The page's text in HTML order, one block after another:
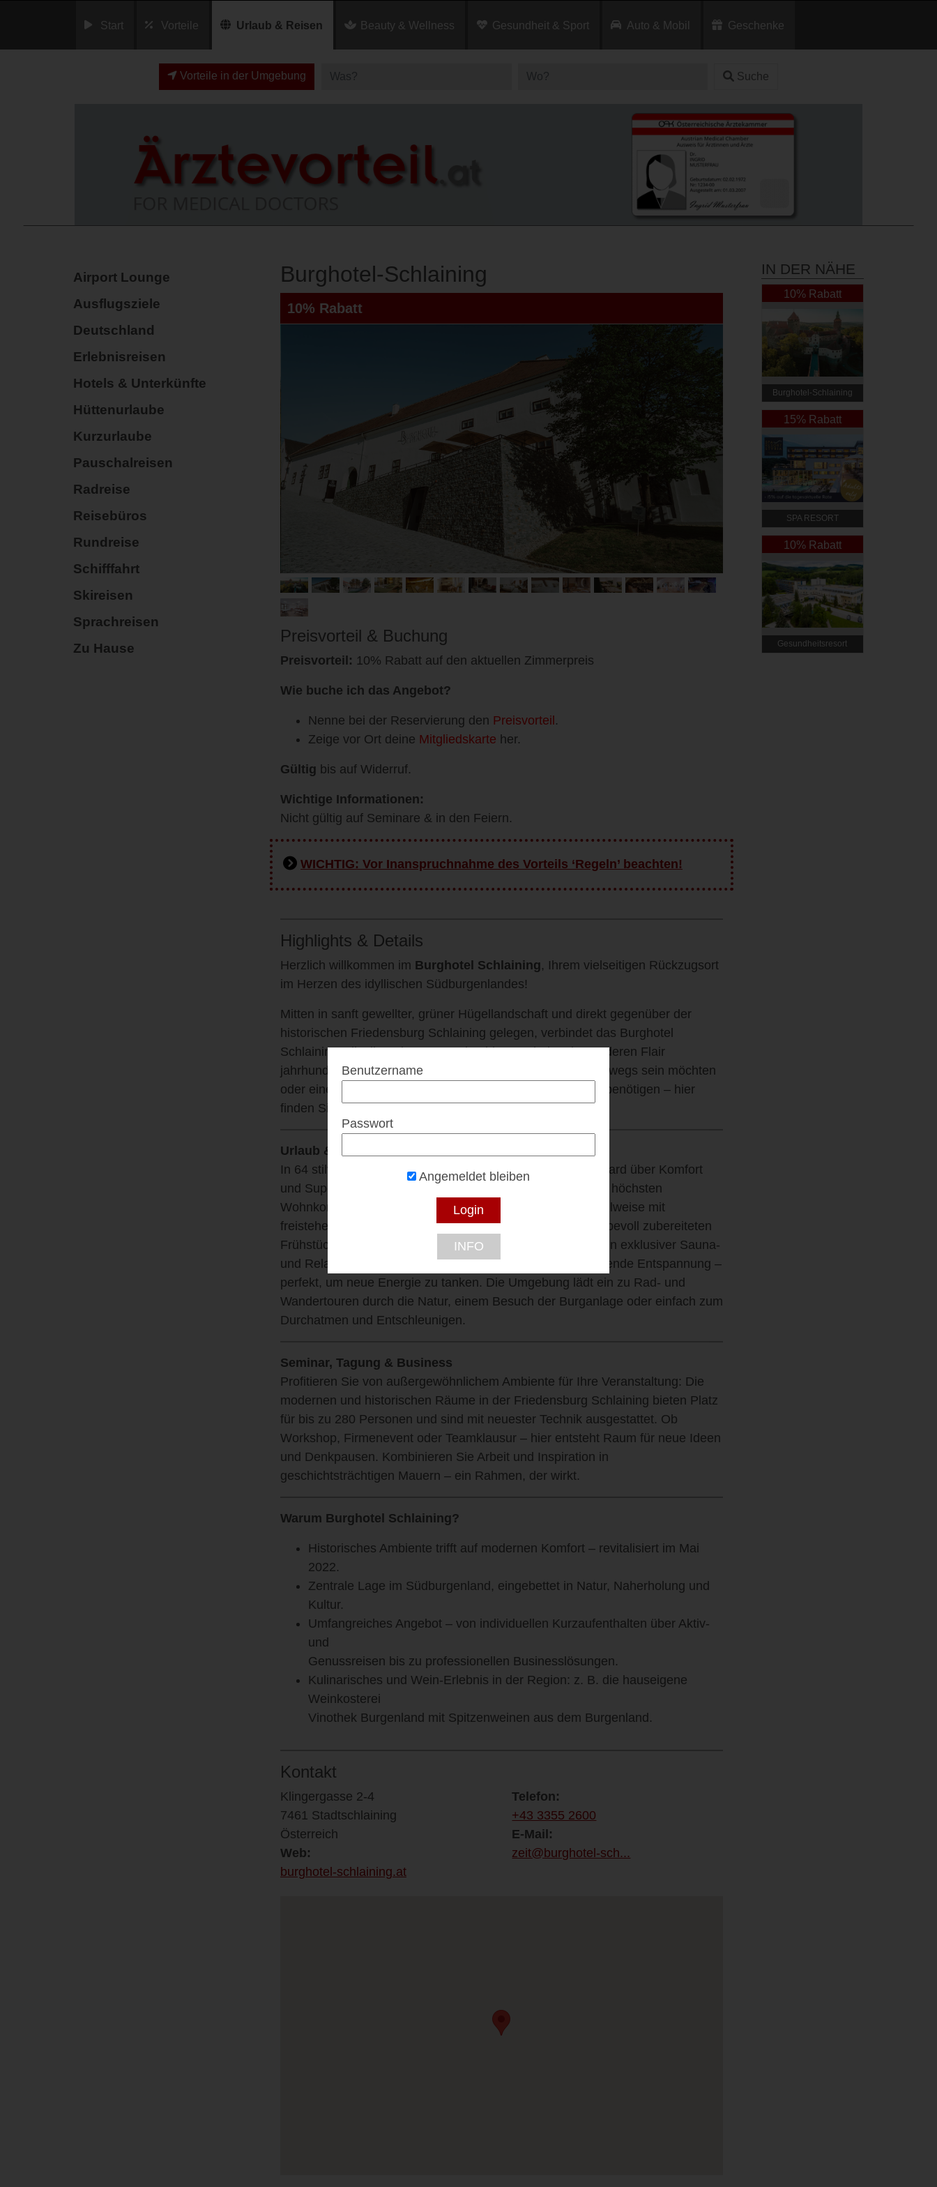
Start Vorteile Urlaub & Reisen Beauty & Wellness Gesundheit & Sport Auto & Mobil Geschenke
Vorteile in der Umgebung Suche
Airport Lounge
Ausflugsziele
Deutschland
Erlebnisreisen
Hotels & Unterkünfte
Hüttenurlaube
Kurzurlaube
Pauschalreisen
Radreise
Reisebüros
Rundreise
Schifffahrt
Skireisen
Sprachreisen
Zu Hause
Burghotel-Schlaining
10% Rabatt
Preisvorteil & Buchung
Preisvorteil: 10% Rabatt auf den aktuellen Zimmerpreis
Wie buche ich das Angebot?
Nenne bei der Reservierung den Preisvorteil .
Zeige vor Ort deine Mitgliedskarte her.
Gültig bis auf Widerruf.
Wichtige Informationen:
Nicht gültig auf Seminare & in den Feiern.
WICHTIG: Vor Inanspruchnahme des Vorteils ‘Regeln’ beachten!
Highlights & Details
Herzlich willkommen im Burghotel Schlaining, Ihrem vielseitigen Rückzugsort
im Herzen des idyllischen Südburgenlandes!
Mitten in sanft gewellter, grüner Hügellandschaft und direkt gegenüber der
historischen Friedensburg Schlaining gelegen, verbindet das Burghotel
Schlaining stilvoll modernes Hotelambiente mit dem besonderen Flair
jahrhundertealter Mauern. Ob Sie Ruhe suchen, aktiv unterwegs sein möchten
oder einen professionellen Rahmen für Ihre Veranstaltung benötigen – hier
finden Sie genau den passenden Ort.
Urlaub & Genuss
In 64 stilvoll gestalteten Zimmern – von gemütlichem Standard über Komfort
und Superior bis hin zur exklusiven Suite – bietet das Hotel höchsten
Wohnkomfort: Gratis-WLAN, Flatscreen, modernes Bad, teilweise mit
freistehender Badewanne. Morgens starten Sie mit dem liebevoll zubereiteten
Frühstücksbuffet mit regionalen Spezialitäten in den Tag. Ein exklusiver Sauna-
und Relaxbereich rundet das Angebot ab und bietet wohltuende Entspannung –
perfekt, um neue Energie zu tanken. Die Umgebung lädt ein zu Rad- und
Wandertouren durch die Natur, einem Besuch der Burganlage oder einfach zum
Durchatmen und Entschleunigen.
Seminar, Tagung & Business
Profitieren Sie von außergewöhnlichem Ambiente für Ihre Veranstaltung: Die
modernen und historischen Räume in der Friedensburg Schlaining bieten Platz
für bis zu 280 Personen und sind mit neuester Technik ausgestattet. Ob
Workshop, Firmenevent oder Teamklausur – hier entsteht Raum für neue Ideen
und Denkpausen. Kombinieren Sie Arbeit und Inspiration in
geschichtsträchtigen Mauern – ein Rahmen, der wirkt.
Warum Burghotel Schlaining?
Historisches Ambiente trifft auf modernen Komfort – revitalisiert im Mai
2022.
Zentrale Lage im Südburgenland, eingebettet in Natur, Naherholung und
Kultur.
Umfangreiches Angebot – von individuellen Kurzaufenthalten über Aktiv-
und
Genussreisen bis zu professionellen Businesslösungen.
Kulinarisches und Wein-Erlebnis in der Region: z. B. die hauseigene
Weinkosterei
Vinothek Burgenland mit Spitzenweinen aus dem Burgenland.
Kontakt
Klingergasse 2-4
7461 Stadtschlaining
Österreich
Web:
burghotel-schlaining.at
Telefon:
+43 3355 2600
E-Mail:
zeit@burghotel-sch...
IN DER NÄHE
10% Rabatt
Burghotel-Schlaining
15% Rabatt
SPA RESORT
STYRIA****S
10% Rabatt
Gesundheitsresort
Königsberg Bad
Benutzername
Passwort
Angemeldet bleiben
INFO